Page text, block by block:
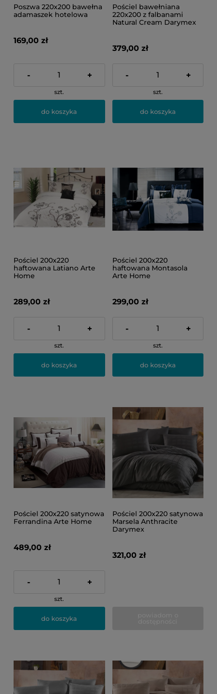
Poszwa 220x200 bawełna
adamaszek hotelowa
169,00 zł
- +
szt.
do koszyka
Pościel bawełniana
220x200 z falbanami
Natural Cream Darymex
379,00 zł
- +
szt.
do koszyka
Pościel 200x220
haftowana Latiano Arte
Home
289,00 zł
- +
szt.
do koszyka
Pościel 200x220
haftowana Montasola
Arte Home
299,00 zł
- +
szt.
do koszyka
Pościel 200x220 satynowa
Ferrandina Arte Home
489,00 zł
- +
szt.
do koszyka
Pościel 200x220 satynowa
Marsela Anthracite
Darymex
321,00 zł